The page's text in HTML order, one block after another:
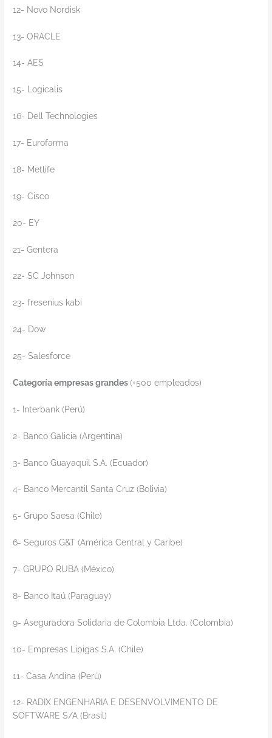
12- Novo Nordisk
13- ORACLE
14- AES
15- Logicalis
16- Dell Technologies
17- Eurofarma
18- Metlife
19- Cisco
20- EY
21- Gentera
22- SC Johnson
23- fresenius kabi
24- Dow
25- Salesforce
Categoría empresas grandes(+500 empleados)
1- Interbank (Perú)
2- Banco Galicia (Argentina)
3- Banco Guayaquil S.A. (Ecuador)
4- Banco Mercantil Santa Cruz (Bolivia)
5- Grupo Saesa (Chile)
6- Seguros G&T (América Central y Caribe)
7- GRUPO RUBA (México)
8- Banco Itaú (Paraguay)
9- Aseguradora Solidaria de Colombia Ltda. (Colombia)
10- Empresas Lipigas S.A. (Chile)
11- Casa Andina (Perú)
12- RADIX ENGENHARIA E DESENVOLVIMENTO DE
SOFTWARE S/A (Brasil)